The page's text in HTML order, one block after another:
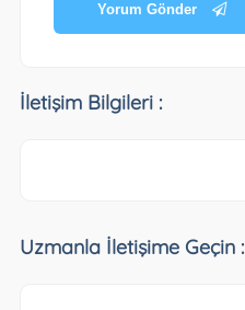
Yorum Gönder
İletişim Bilgileri :
Uzmanla İletişime Geçin :